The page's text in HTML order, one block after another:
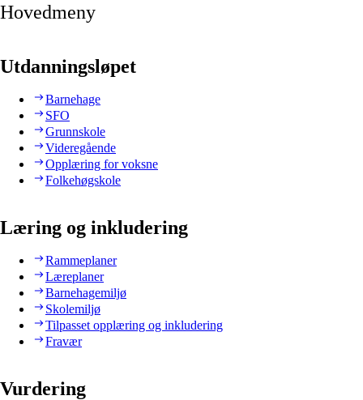
Hovedmeny
Utdanningsløpet
Barnehage
SFO
Grunnskole
Videregående
Opplæring for voksne
Folkehøgskole
Læring og inkludering
Rammeplaner
Læreplaner
Barnehagemiljø
Skolemiljø
Tilpasset opplæring og inkludering
Fravær
Vurdering